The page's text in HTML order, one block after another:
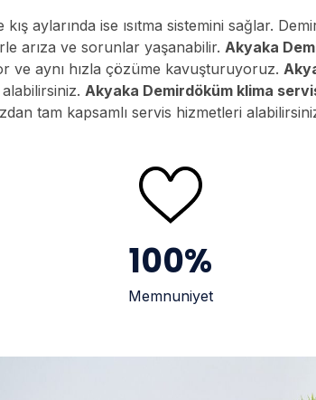
aylarında ise ısıtma sistemini sağlar.
arıza ve sorunlar yaşanabilir. Akyaka
ve aynı hızla çözüme kavuşturuyoruz.
Akyaka Demirdöküm klima
tam kapsamlı servis hizmetleri
100%
Memnuniyet